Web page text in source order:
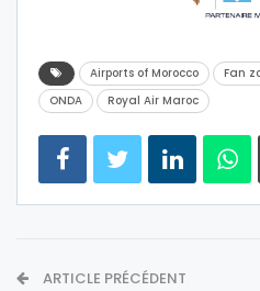
Airports of Morocco Fan
ONDA
Royal Air Maroc
ARTICLE PRÉCÉDENT